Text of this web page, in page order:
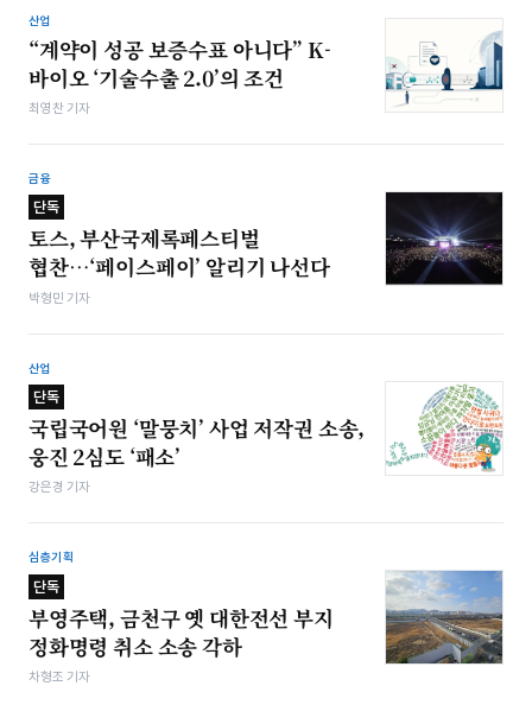
산업
“계약이 성공 보증수표 아니다” K-
바이오 ‘기술수출 2.0’의 조건
최영찬 기자
금융
단독
토스, 부산국제록페스티벌
협찬…‘페이스페이’ 알리기 나선다
박형민 기자
산업
단독
국립국어원 ‘말뭉치’ 사업 저작권 소송,
웅진 2심도 ‘패소’
강은경 기자
심층기획
단독
부영주택, 금천구 옛 대한전선 부지
정화명령 취소 소송 각하
차형조 기자